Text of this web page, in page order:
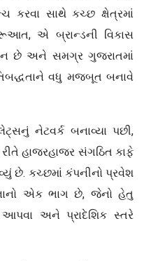
સાથે કચ્છ ક્ષેત્રમાં
એ બ્રાન્ડની વિકાસ
છે અને સમગ્ર ગુજરાતમાં
વધુ મજબૂત બનાવે
નેટવર્ક બનાવ્યા પછી,
રીતે હાજરહાજર સંગઠિત કાફે
છે. કચ્છમાં કંપનીનો પ્રવેશ
એક ભાગ છે, જેનો હેતુ
આપવા અને પ્રાદેશિક સ્તરે